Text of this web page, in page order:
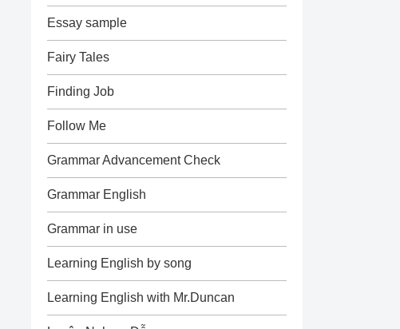
Essay sample
Fairy Tales
Finding Job
Follow Me
Grammar Advancement Check
Grammar English
Grammar in use
Learning English by song
Learning English with Mr.Duncan